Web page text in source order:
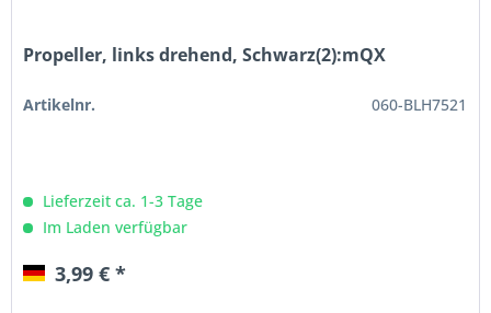
Propeller, links drehend, Schwarz(2):mQX
Artikelnr. 060-BLH7521
Lieferzeit ca. 1-3 Tage
Im Laden verfügbar
3,99 € *